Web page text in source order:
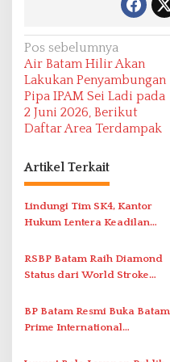
N
a
v
i
g
a
s
i
p
o
s
Pos sebelumnya
Air Batam Hilir Akan
Lakukan Penyambungan
Pipa IPAM Sei Ladi pada
2 Juni 2026, Berikut
Daftar Area Terdampak
Artikel Terkait
Lindungi Tim SK4, Kantor
Hukum Lentera Keadilan
Perlawanan ke Petugas di
Bukik Batarah
RSBP Batam Raih Diamond
Status dari World Stroke
Penanganan Stroke
Berstandar Internasional
BP Batam Resmi Buka Batam
Prime International
2026 di Stadion Temenggung